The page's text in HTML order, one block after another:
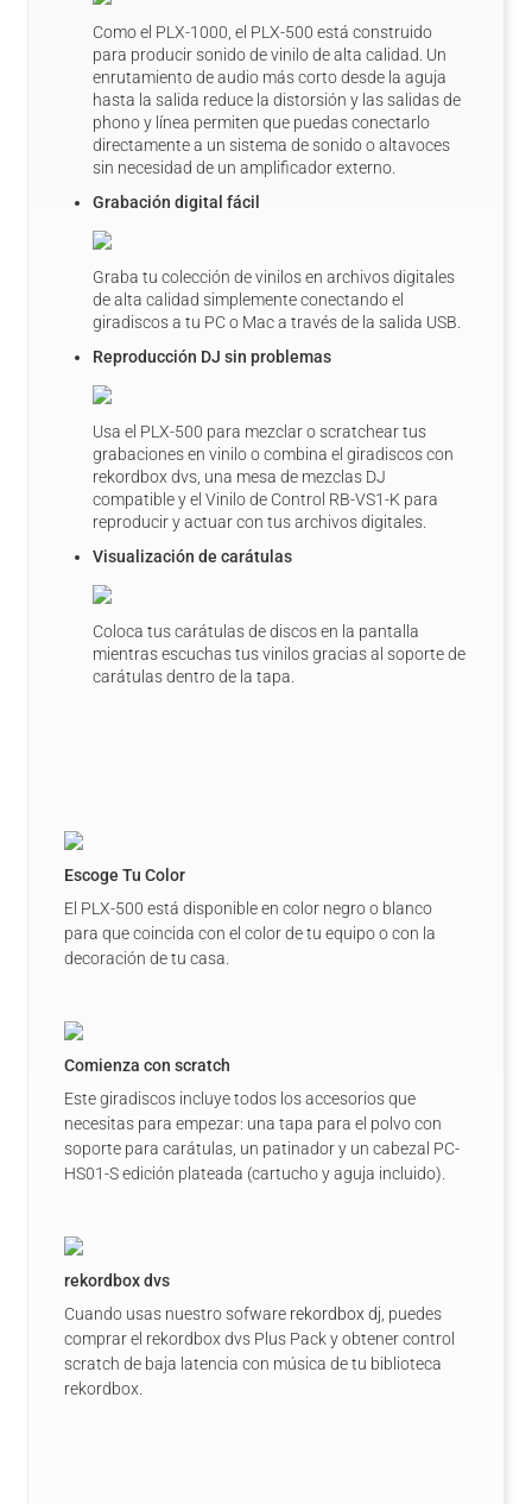
Como el PLX-1000, el PLX-500 está construido
para producir sonido de vinilo de alta calidad. Un
enrutamiento de audio más corto desde la aguja
hasta la salida reduce la distorsión y las salidas de
phono y línea permiten que puedas conectarlo
directamente a un sistema de sonido o altavoces
sin necesidad de un amplificador externo.
Grabación digital fácil
Graba tu colección de vinilos en archivos digitales
de alta calidad simplemente conectando el
giradiscos a tu PC o Mac a través de la salida USB.
Reproducción DJ sin problemas
Usa el PLX-500 para mezclar o scratchear tus
grabaciones en vinilo o combina el giradiscos con
rekordbox dvs, una mesa de mezclas DJ
compatible y el Vinilo de Control RB-VS1-K para
reproducir y actuar con tus archivos digitales.
Visualización de carátulas
Coloca tus carátulas de discos en la pantalla
mientras escuchas tus vinilos gracias al soporte de
carátulas dentro de la tapa.
Escoge Tu Color
El PLX-500 está disponible en color negro o blanco
para que coincida con el color de tu equipo o con la
decoración de tu casa.
Comienza con scratch
Este giradiscos incluye todos los accesorios que
necesitas para empezar: una tapa para el polvo con
soporte para carátulas, un patinador y un cabezal PC-
HS01-S edición plateada (cartucho y aguja incluido).
rekordbox dvs
Cuando usas nuestro sofware rekordbox dj , puedes
comprar el rekordbox dvs Plus Pack y obtener control
scratch de baja latencia con música de tu biblioteca
rekordbox.